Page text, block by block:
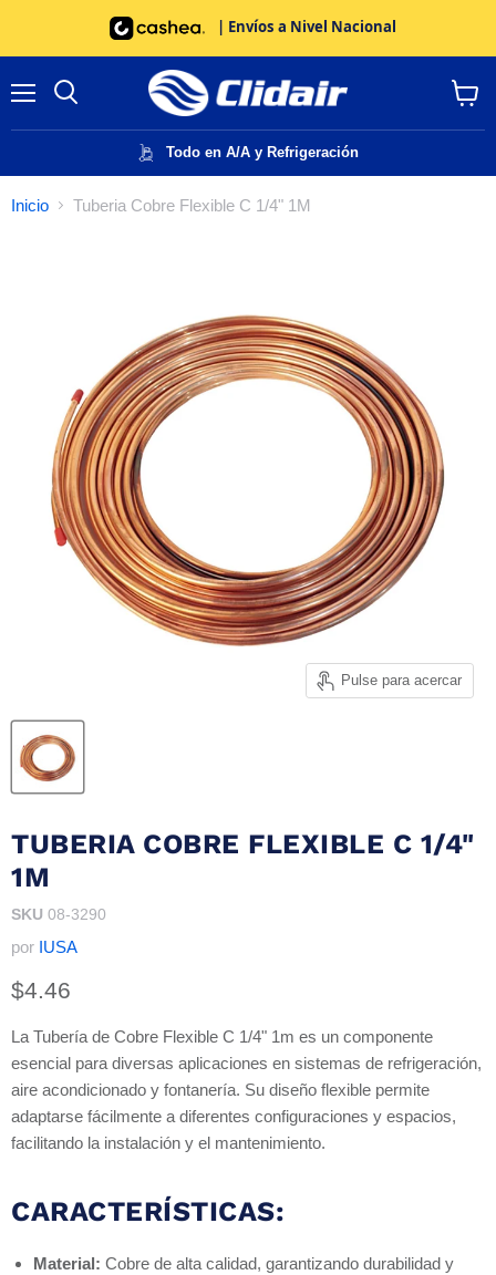
| Envíos a Nivel Nacional
Todo en A/A y Refrigeración
carrito
Inicio Tuberia Cobre Flexible C 1/4" 1M
Pulse para acercar
TUBERIA COBRE FLEXIBLE C 1/4"
1M
SKU 08-3290
por IUSA
Precio actual
$4.46
La Tubería de Cobre Flexible C 1/4" 1m es un componente
esencial para diversas aplicaciones en sistemas de refrigeración,
aire acondicionado y fontanería. Su diseño flexible permite
adaptarse fácilmente a diferentes configuraciones y espacios,
facilitando la instalación y el mantenimiento.
CARACTERÍSTICAS:
Material: Cobre de alta calidad, garantizando durabilidad y